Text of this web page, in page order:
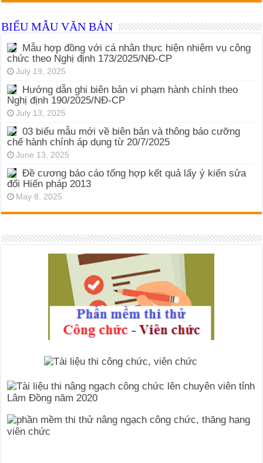
BIỂU MẪU VĂN BẢN
Mẫu hợp đồng với cá nhân thực hiện nhiệm vụ công
chức theo Nghị định 173/2025/NĐ-CP
July 19, 2025
Hướng dẫn ghi biên bản vi phạm hành chính theo
Nghị định 190/2025/NĐ-CP
July 13, 2025
03 biểu mẫu mới về biên bản và thông báo cưỡng
chế hành chính áp dụng từ 20/7/2025
June 13, 2025
Đề cương báo cáo tổng hợp kết quả lấy ý kiến sửa
đổi Hiến pháp 2013
May 8, 2025